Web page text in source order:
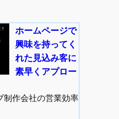
ホームページで
興味を持ってく
れた見込み客に
素早くアプロー
制作会社の営業効率